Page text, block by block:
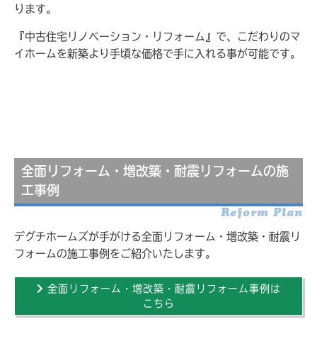
ります。
『中古住宅リノベーション・リフォーム』で、こだわりのマ
イホームを新築より手頃な価格で手に入れる事が可能です。
全面リフォーム・増改築・耐震リフォームの施
工事例
Reform Plan
デグチホームズが手がける全面リフォーム・増改築・耐震リ
フォームの施工事例をご紹介いたします。
全面リフォーム・増改築・耐震リフォーム事例は
こちら